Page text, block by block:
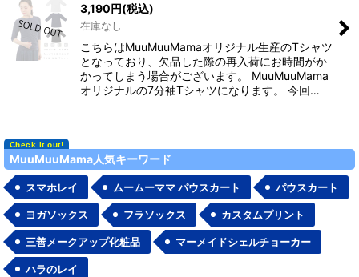
3,190円(税込)
在庫なし
こちらはMuuMuuMamaオリジナル生産のTシャツ
となっており、欠品した際の再入荷にお時間がか
かってしまう場合がございます。 MuuMuuMama
オリジナルの7分袖Tシャツになります。 今回…
MuuMuuMama人気キーワード
スマホレイ ムームーママ パウスカート パウスカート
ヨガソックス フラソックス カスタムプリント
三善メークアップ化粧品 マーメイドシェルチョーカー
ハラのレイ